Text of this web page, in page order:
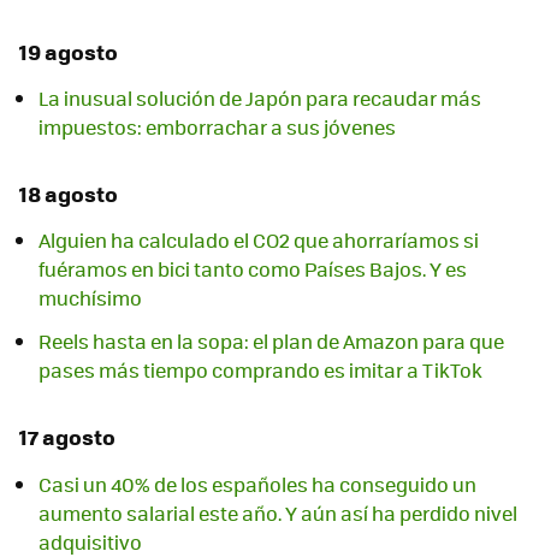
19 agosto
La inusual solución de Japón para recaudar más
impuestos: emborrachar a sus jóvenes
18 agosto
Alguien ha calculado el CO2 que ahorraríamos si
fuéramos en bici tanto como Países Bajos. Y es
muchísimo
Reels hasta en la sopa: el plan de Amazon para que
pases más tiempo comprando es imitar a TikTok
17 agosto
Casi un 40% de los españoles ha conseguido un
aumento salarial este año. Y aún así ha perdido nivel
adquisitivo